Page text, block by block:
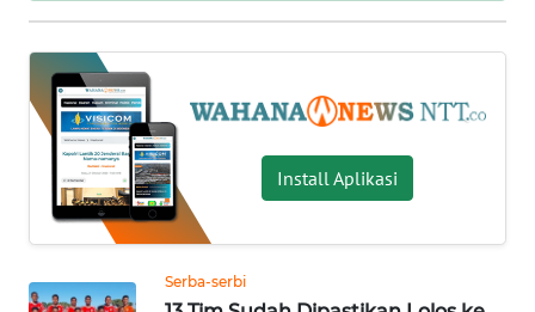
Install Aplikasi
Serba-serbi
UTAMA
NUSANTARA
KHAS
SERBA-
SERBI